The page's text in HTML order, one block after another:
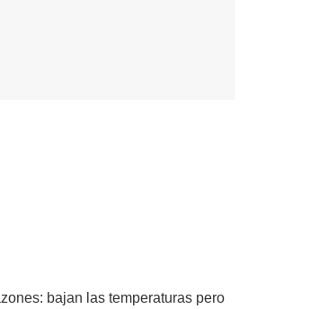
bajan las temperaturas pero